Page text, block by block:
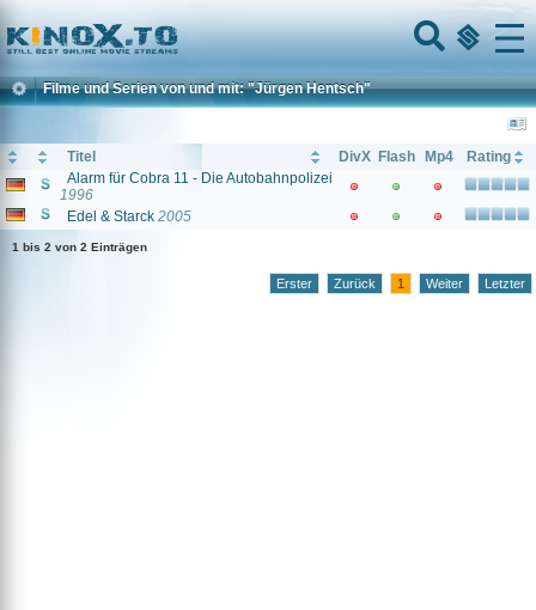
Home
Menu
Filme und Serien von und mit: "Jürgen Hentsch"
Titel DivX Flash Mp4
Rating
Alarm für Cobra 11 - Die Autobahnpolizei
1996
Edel & Starck 2005
1 bis 2 von 2 Einträgen
Erster Zurück 1 Weiter Letzter